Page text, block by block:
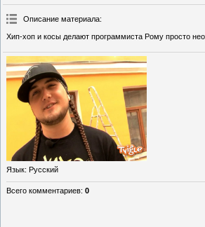
Описание материала:
Хип-хоп и косы делают программиста Рому просто
Язык: Русский
Всего комментариев: 0